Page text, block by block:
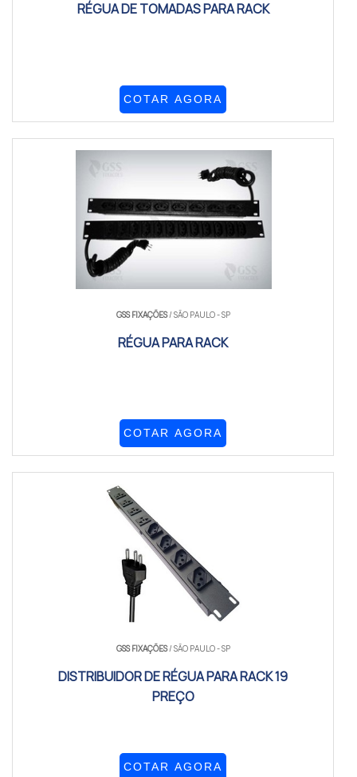
RÉGUA DE TOMADAS PARA RACK
COTAR AGORA
GSS FIXAÇÕES/ SÃO PAULO - SP
RÉGUA PARA RACK
COTAR AGORA
GSS FIXAÇÕES/ SÃO PAULO - SP
DISTRIBUIDOR DE RÉGUA PARA RACK 19
PREÇO
COTAR AGORA